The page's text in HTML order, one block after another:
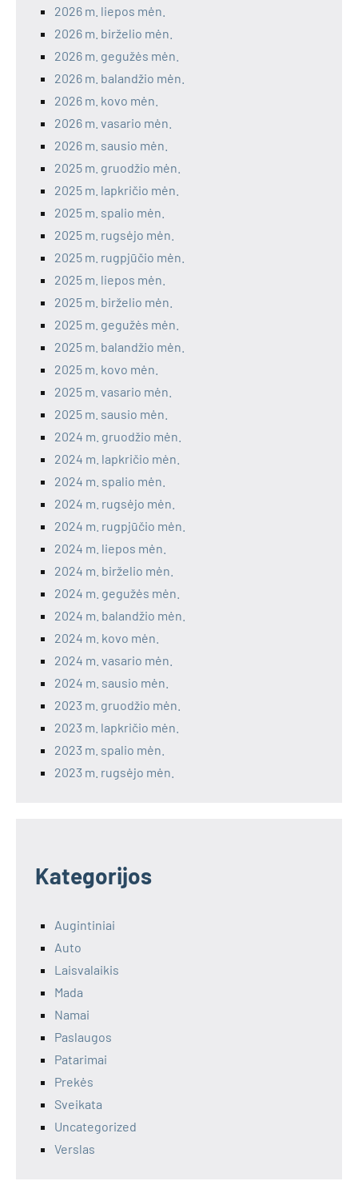
2026 m. liepos mėn.
2026 m. birželio mėn.
2026 m. gegužės mėn.
2026 m. balandžio mėn.
2026 m. kovo mėn.
2026 m. vasario mėn.
2026 m. sausio mėn.
2025 m. gruodžio mėn.
2025 m. lapkričio mėn.
2025 m. spalio mėn.
2025 m. rugsėjo mėn.
2025 m. rugpjūčio mėn.
2025 m. liepos mėn.
2025 m. birželio mėn.
2025 m. gegužės mėn.
2025 m. balandžio mėn.
2025 m. kovo mėn.
2025 m. vasario mėn.
2025 m. sausio mėn.
2024 m. gruodžio mėn.
2024 m. lapkričio mėn.
2024 m. spalio mėn.
2024 m. rugsėjo mėn.
2024 m. rugpjūčio mėn.
2024 m. liepos mėn.
2024 m. birželio mėn.
2024 m. gegužės mėn.
2024 m. balandžio mėn.
2024 m. kovo mėn.
2024 m. vasario mėn.
2024 m. sausio mėn.
2023 m. gruodžio mėn.
2023 m. lapkričio mėn.
2023 m. spalio mėn.
2023 m. rugsėjo mėn.
Kategorijos
Augintiniai
Auto
Laisvalaikis
Mada
Namai
Paslaugos
Patarimai
Prekės
Sveikata
Uncategorized
Verslas